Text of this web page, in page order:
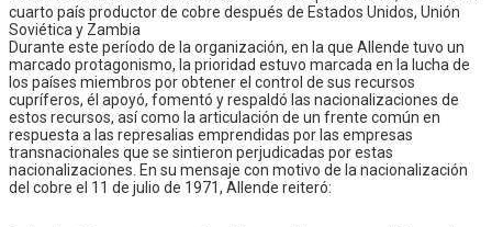
cuarto país productor de cobre después de Estados Unidos, Unión
Soviética y Zambia
Durante este período de la organización, en la que Allende tuvo un
marcado protagonismo, la prioridad estuvo marcada en la lucha de
los países miembros por obtener el control de sus recursos
cupríferos, él apoyó, fomentó y respaldó las nacionalizaciones de
estos recursos, así como la articulación de un frente común en
respuesta a las represalias emprendidas por las empresas
transnacionales que se sintieron perjudicadas por estas
nacionalizaciones. En su mensaje con motivo de la nacionalización
del cobre el 11 de julio de 1971, Allende reiteró: